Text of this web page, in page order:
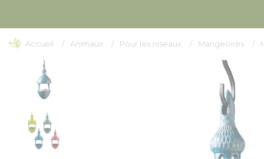
Accueil Animaux Pour les oiseaux Mangeoires